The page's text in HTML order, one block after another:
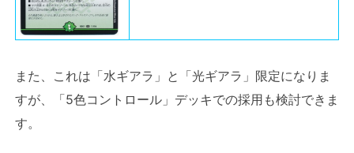
また、これは「水ギアラ」と「光ギアラ」限定になりま
すが、「5色コントロール」デッキでの採用も検討できま
す。